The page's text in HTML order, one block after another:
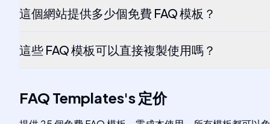
這個網站提供多少個免費 FAQ 模板？
這些 FAQ 模板可以直接複製使用嗎？
FAQ Templates's 定价